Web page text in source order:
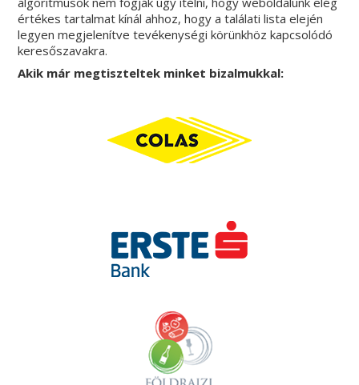
értékes tartalmat kínál ahhoz, hogy a találati lista elején
legyen megjelenítve tevékenységi körünkhöz kapcsolódó
keresőszavakra.
Akik már megtiszteltek minket bizalmukkal: